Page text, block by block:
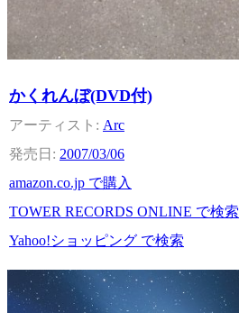
かくれんぼ(DVD付)
Arc
2007/03/06
amazon.co.jp で購入
TOWER RECORDS ONLINE で検索
Yahoo!ショッピング で検索